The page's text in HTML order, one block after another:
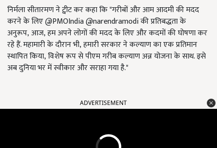
निर्मला सीतारमण ने ट्वीट कर कहा कि "गरीबों और आम आदमी की मदद
करने के लिए@PMOIndia @narendramodiकी प्रतिबद्धता के
अनुरूप,आज,हम अपने लोगों की मदद के लिए और कदमों की घोषणा कर
रहे हैं. महामारी के दौरान भी,हमारी सरकार ने कल्याण का एक प्रतिमान
स्थापित किया,विशेष रूप से पीएम गरीब कल्याण अन्न योजना के साथ. इसे
अब दुनिया भर में स्वीकार और सराहा गया है."
ADVERTISEMENT